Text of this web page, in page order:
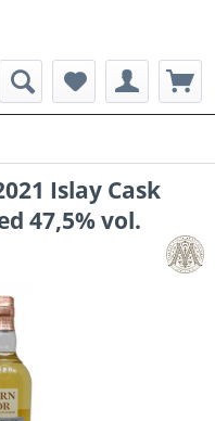
Islay Cask
47,5% vol.